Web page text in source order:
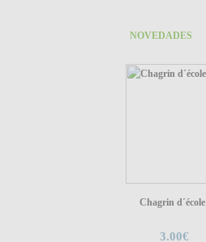
NOVEDADES
Chagrin d´école
3.00€